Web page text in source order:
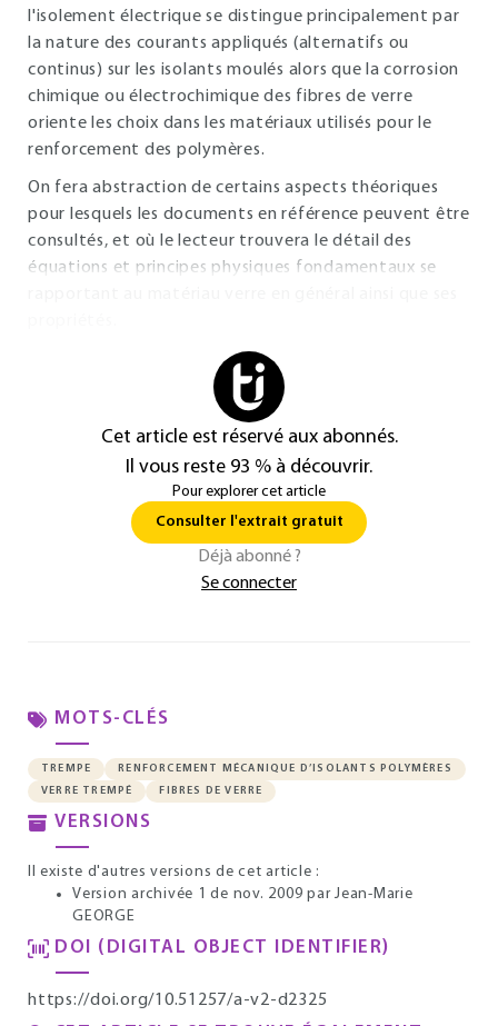
l'isolement électrique se distingue principalement par
la nature des courants appliqués (alternatifs ou
continus) sur les isolants moulés alors que la corrosion
chimique ou électrochimique des fibres de verre
oriente les choix dans les matériaux utilisés pour le
renforcement des polymères.
On fera abstraction de certains aspects théoriques
pour lesquels les documents en référence peuvent être
consultés, et où le lecteur trouvera le détail des
équations et principes physiques fondamentaux se
Cet article est réservé aux abonnés.
Il vous reste 93 % à découvrir.
Pour explorer cet article
Consulter l'extrait gratuit
Déjà abonné ?
Se connecter
MOTS-CLÉS
TREMPE
RENFORCEMENT MÉCANIQUE D’ISOLANTS POLYMÈRES
VERRE TREMPÉ
FIBRES DE VERRE
VERSIONS
Il existe d'autres versions de cet article :
Version archivée 1 de nov. 2009 par Jean-Marie
GEORGE
DOI (DIGITAL OBJECT IDENTIFIER)
https://doi.org/10.51257/a-v2-d2325